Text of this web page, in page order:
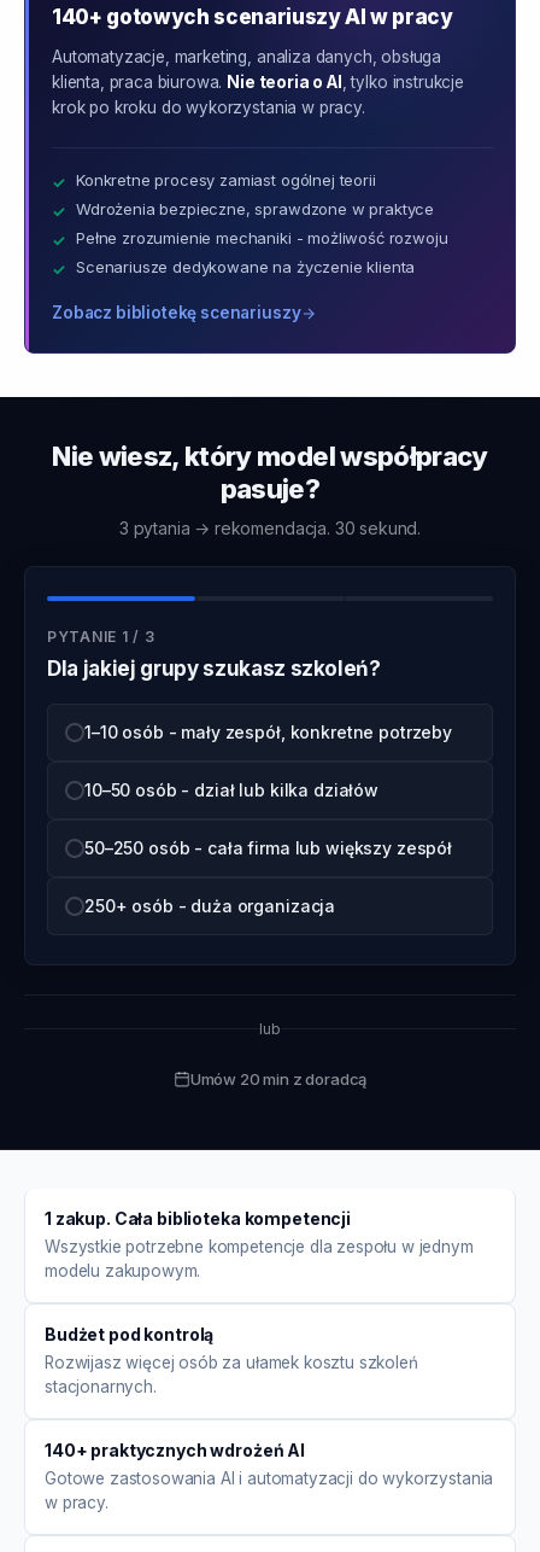
140+ gotowych scenariuszy AI w pracy
Automatyzacje, marketing, analiza danych, obsługa
klienta, praca biurowa. Nie teoria o AI
, tylko instrukcje
krok po kroku do wykorzystania w pracy.
Konkretne procesy zamiast ogólnej teorii
Wdrożenia bezpieczne, sprawdzone w praktyce
Pełne zrozumienie mechaniki - możliwość rozwoju
Scenariusze dedykowane na życzenie klienta
Zobacz bibliotekę scenariuszy
Nie wiesz, który model współpracy
pasuje?
3 pytania → rekomendacja. 30 sekund.
PYTANIE 1 / 3
Dla jakiej grupy szukasz szkoleń?
1–10 osób - mały zespół, konkretne potrzeby
10–50 osób - dział lub kilka działów
50–250 osób - cała firma lub większy zespół
250+ osób - duża organizacja
lub
Umów 20 min z doradcą
1 zakup. Cała biblioteka kompetencji
Wszystkie potrzebne kompetencje dla zespołu w jednym
modelu zakupowym.
Budżet pod kontrolą
Rozwijasz więcej osób za ułamek kosztu szkoleń
stacjonarnych.
140+ praktycznych wdrożeń AI
Gotowe zastosowania AI i automatyzacji do wykorzystania
w pracy.